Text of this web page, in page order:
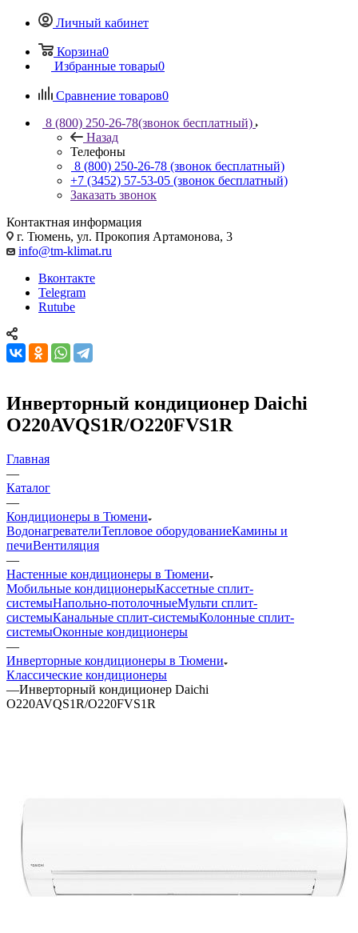
Личный кабинет
Корзина0
Избранные товары0
Сравнение товаров0
8 (800) 250-26-78(звонок бесплатный)
Назад
Телефоны
8 (800) 250-26-78 (звонок бесплатный)
+7 (3452) 57-53-05 (звонок бесплатный)
Заказать звонок
Контактная информация
г. Тюмень, ул. Прокопия Артамонова, 3
info@tm-klimat.ru
Вконтакте
Telegram
Rutube
Инверторный кондиционер Daichi
O220AVQS1R/O220FVS1R
Главная
—
Каталог
—
Кондиционеры в Тюмени
ВодонагревателиТепловое оборудованиеКамины и
печиВентиляция
—
Настенные кондиционеры в Тюмени
Мобильные кондиционерыКассетные сплит-
системыНапольно-потолочныеМульти сплит-
системыКанальные сплит-системыКолонные сплит-
системыОконные кондиционеры
—
Инверторные кондиционеры в Тюмени
Классические кондиционеры
—Инверторный кондиционер Daichi
O220AVQS1R/O220FVS1R